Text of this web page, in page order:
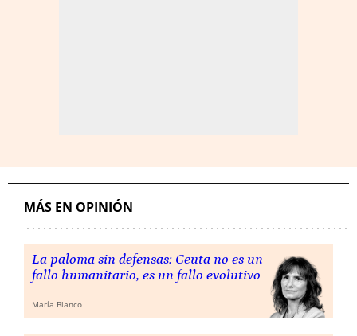
MÁS EN OPINIÓN
La paloma sin defensas: Ceuta no es un
fallo humanitario, es un fallo evolutivo
María Blanco